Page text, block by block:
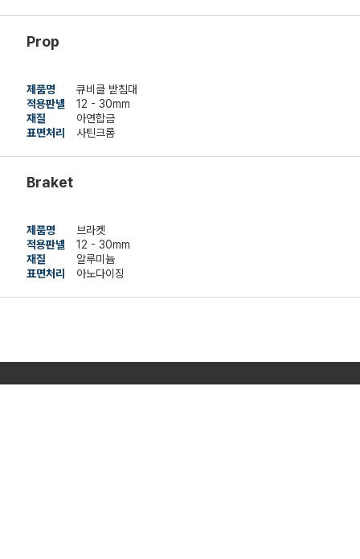
Prop
제품명
큐비클 받침대
적용판넬
12 - 30mm
재질
아연합금
표면처리
사틴크롬
Braket
제품명
브라켓
적용판넬
12 - 30mm
재질
알루미늄
표면처리
아노다이징